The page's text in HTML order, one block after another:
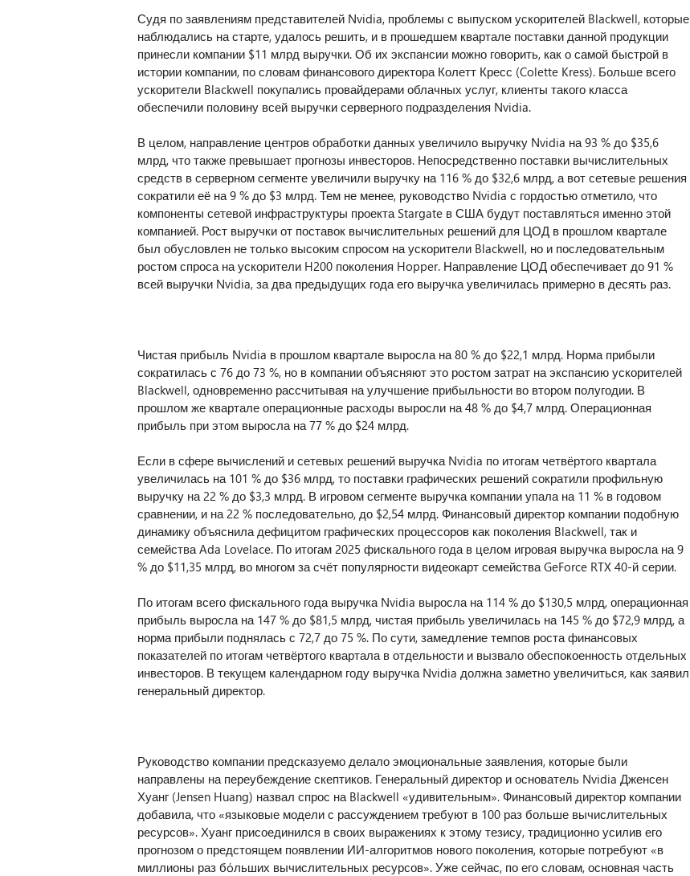
Судя по заявлениям представителей Nvidia, проблемы с выпуском ускорителей Blackwell, которые
наблюдались на старте, удалось решить, и в прошедшем квартале поставки данной продукции
принесли компании $11 млрд выручки. Об их экспансии можно говорить, как о самой быстрой в
истории компании, по словам финансового директора Колетт Кресс (Colette Kress). Больше всего
ускорители Blackwell покупались провайдерами облачных услуг, клиенты такого класса
обеспечили половину всей выручки серверного подразделения Nvidia.
В целом, направление центров обработки данных увеличило выручку Nvidia на 93 % до $35,6
млрд, что также превышает прогнозы инвесторов. Непосредственно поставки вычислительных
средств в серверном сегменте увеличили выручку на 116 % до $32,6 млрд, а вот сетевые решения
сократили её на 9 % до $3 млрд. Тем не менее, руководство Nvidia с гордостью отметило, что
компоненты сетевой инфраструктуры проекта Stargate в США будут поставляться именно этой
компанией. Рост выручки от поставок вычислительных решений для ЦОД в прошлом квартале
был обусловлен не только высоким спросом на ускорители Blackwell, но и последовательным
ростом спроса на ускорители H200 поколения Hopper. Направление ЦОД обеспечивает до 91 %
всей выручки Nvidia, за два предыдущих года его выручка увеличилась примерно в десять раз.
Чистая прибыль Nvidia в прошлом квартале выросла на 80 % до $22,1 млрд. Норма прибыли
сократилась с 76 до 73 %, но в компании объясняют это ростом затрат на экспансию ускорителей
Blackwell, одновременно рассчитывая на улучшение прибыльности во втором полугодии. В
прошлом же квартале операционные расходы выросли на 48 % до $4,7 млрд. Операционная
прибыль при этом выросла на 77 % до $24 млрд.
Если в сфере вычислений и сетевых решений выручка Nvidia по итогам четвёртого квартала
увеличилась на 101 % до $36 млрд, то поставки графических решений сократили профильную
выручку на 22 % до $3,3 млрд. В игровом сегменте выручка компании упала на 11 % в годовом
сравнении, и на 22 % последовательно, до $2,54 млрд. Финансовый директор компании подобную
динамику объяснила дефицитом графических процессоров как поколения Blackwell, так и
семейства Ada Lovelace. По итогам 2025 фискального года в целом игровая выручка выросла на 9
% до $11,35 млрд, во многом за счёт популярности видеокарт семейства GeForce RTX 40-й серии.
По итогам всего фискального года выручка Nvidia выросла на 114 % до $130,5 млрд, операционная
прибыль выросла на 147 % до $81,5 млрд, чистая прибыль увеличилась на 145 % до $72,9 млрд, а
норма прибыли поднялась с 72,7 до 75 %. По сути, замедление темпов роста финансовых
показателей по итогам четвёртого квартала в отдельности и вызвало обеспокоенность отдельных
инвесторов. В текущем календарном году выручка Nvidia должна заметно увеличиться, как заявил
генеральный директор.
Руководство компании предсказуемо делало эмоциональные заявления, которые были
направлены на переубеждение скептиков. Генеральный директор и основатель Nvidia Дженсен
Хуанг (Jensen Huang) назвал спрос на Blackwell «удивительным». Финансовый директор компании
добавила, что «языковые модели с рассуждением требуют в 100 раз больше вычислительных
ресурсов». Хуанг присоединился в своих выражениях к этому тезису, традиционно усилив его
прогнозом о предстоящем появлении ИИ-алгоритмов нового поколения, которые потребуют «в
миллионы раз бόльших вычислительных ресурсов». Уже сейчас, по его словам, основная часть